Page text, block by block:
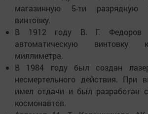
магазинную 5-ти разрядную
винтовку.
В 1912 году В. Г. Федоров
автоматическую винтовку
миллиметра.
В 1984 году был создан
несмертельного действия. При
имел отдачи и был разработан
космонавтов.